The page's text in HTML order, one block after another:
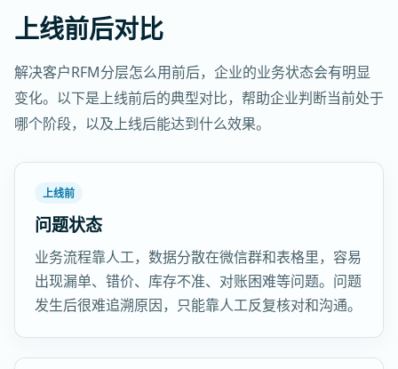
上线前后对比
解决客户RFM分层怎么用前后，企业的业务状态会有明显
变化。以下是上线前后的典型对比，帮助企业判断当前处于
哪个阶段，以及上线后能达到什么效果。
上线前
问题状态
业务流程靠人工，数据分散在微信群和表格里，容易
出现漏单、错价、库存不准、对账困难等问题。问题
发生后很难追溯原因，只能靠人工反复核对和沟通。